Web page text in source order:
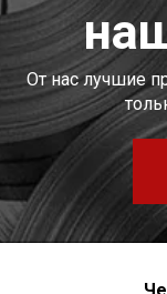
От нас лучшие